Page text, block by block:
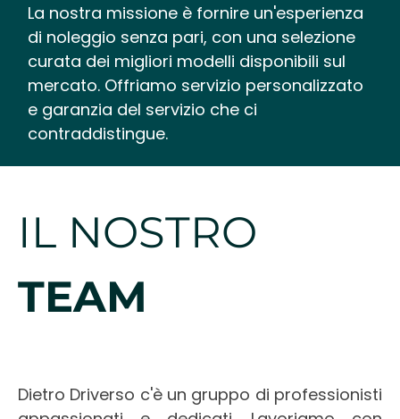
La nostra missione è fornire un'esperienza
di noleggio senza pari, con una selezione
curata dei migliori modelli disponibili sul
mercato. Offriamo servizio personalizzato
e garanzia del servizio che ci
contraddistingue.
IL NOSTRO
TEAM
Dietro Driverso c'è un gruppo di professionisti